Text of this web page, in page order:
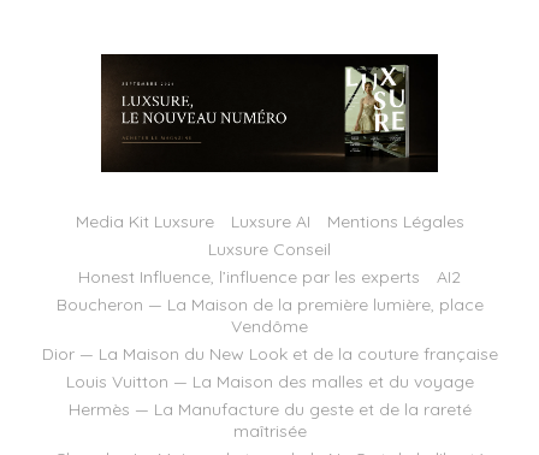
Media Kit Luxsure Luxsure AI
Mentions Légales
Luxsure Conseil
Honest Influence, l’influence par les experts
AI2
Boucheron — La Maison de la première lumière, place
Vendôme
Dior — La Maison du New Look et de la couture française
Louis Vuitton — La Maison des malles et du voyage
Hermès — La Manufacture du geste et de la rareté
maîtrisée